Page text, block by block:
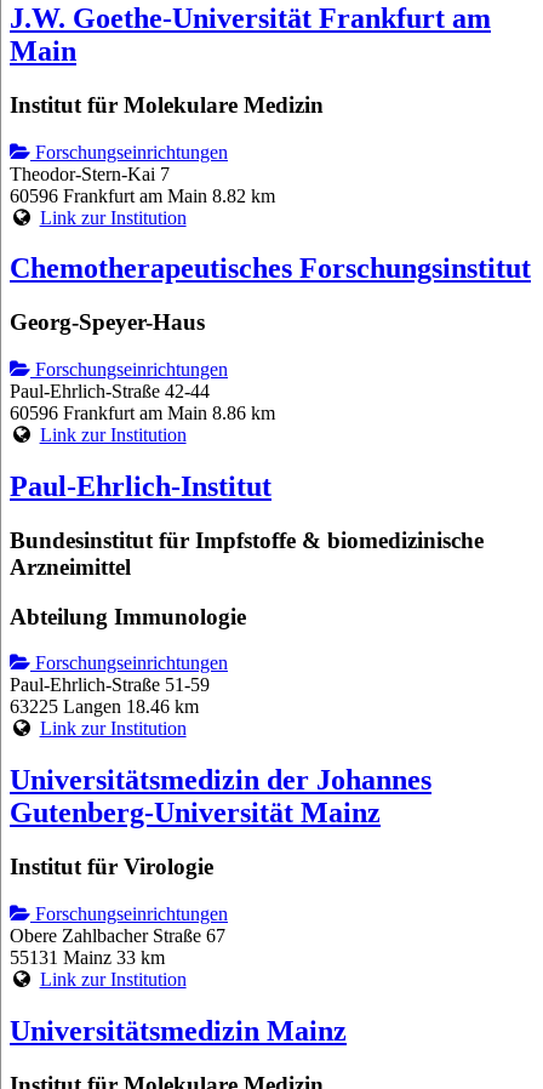
J.W. Goethe-Universität Frankfurt am
Main
Institut für Molekulare Medizin
Forschungseinrichtungen
Theodor-Stern-Kai 7
60596 Frankfurt am Main 8.82 km
Link zur Institution
Chemotherapeutisches Forschungsinstitut
Georg-Speyer-Haus
Forschungseinrichtungen
Paul-Ehrlich-Straße 42-44
60596 Frankfurt am Main 8.86 km
Link zur Institution
Paul-Ehrlich-Institut
Bundesinstitut für Impfstoffe & biomedizinische
Arzneimittel
Abteilung Immunologie
Forschungseinrichtungen
Paul-Ehrlich-Straße 51-59
63225 Langen 18.46 km
Link zur Institution
Universitätsmedizin der Johannes
Gutenberg-Universität Mainz
Institut für Virologie
Forschungseinrichtungen
Obere Zahlbacher Straße 67
55131 Mainz 33 km
Link zur Institution
Universitätsmedizin Mainz